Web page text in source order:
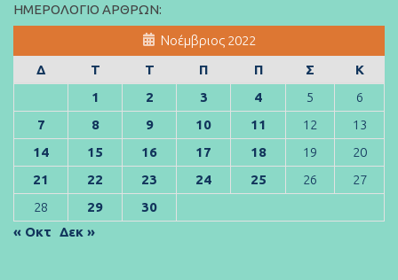
ΗΜΕΡΟΛΌΓΙΟ ΆΡΘΡΩΝ:
Νοέμβριος 2022
Δ
Τ Τ Π Π Σ
Κ
1
2 3 4 5
6
7
8 9 10 11 12
13
14
15 16 17 18 19
20
21
22 23 24 25 26
27
28
29
30
« Οκτ Δεκ »